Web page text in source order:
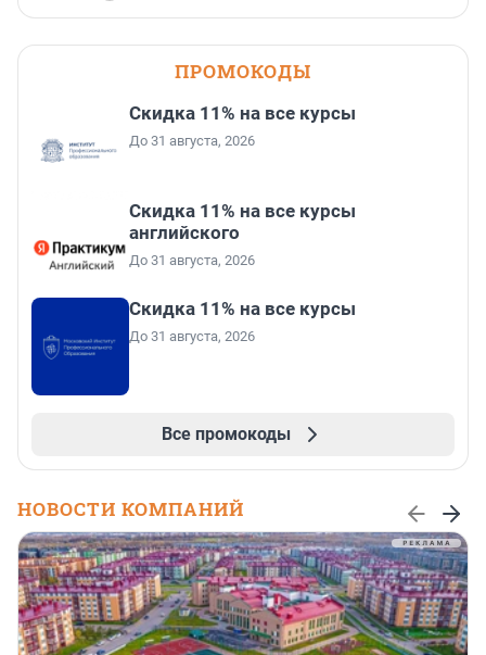
ПРОМОКОДЫ
Скидка 11% на все курсы
До 31 августа, 2026
Скидка 11% на все курсы
английского
До 31 августа, 2026
Скидка 11% на все курсы
До 31 августа, 2026
Все промокоды
НОВОСТИ КОМПАНИЙ